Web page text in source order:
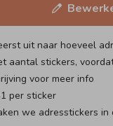
uit naar hoeveel
aantal stickers,
voor meer info
per sticker
we adresstickers